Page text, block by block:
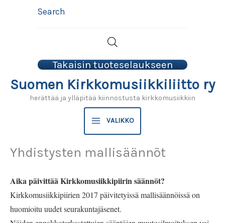
Search
Takaisin tuoteselaukseen
Suomen Kirkkomusiikkiliitto ry
herättää ja ylläpitää kiinnostusta kirkkomusiikkiin
VALIKKO
Yhdistysten mallisäännöt
Aika päivittää Kirkkomusiikkipiirin säännöt?
Kirkkomusiikkipiirien 2017 päivitetyissä mallisäännöissä on
huomioitu uudet seurakuntajäsenet.